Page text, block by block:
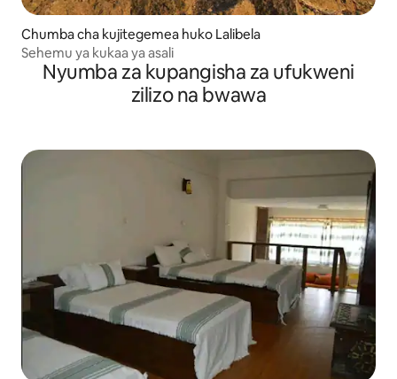
Chumba cha kujitegemea huko Lalibela
Sehemu ya kukaa ya asali
Nyumba za kupangisha za ufukweni
zilizo na bwawa